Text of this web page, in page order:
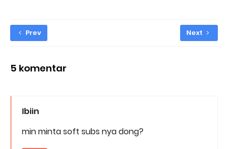
Prev Next
5 komentar
Ibiin
min minta soft subs nya dong?